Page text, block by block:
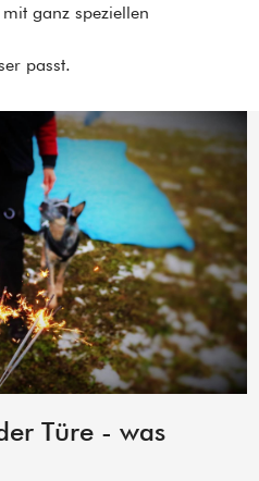
ganz speziellen
passt.
Türe - was